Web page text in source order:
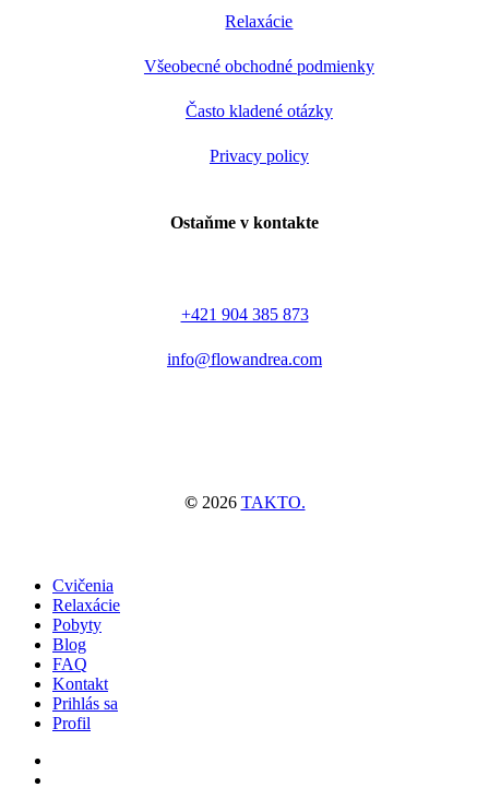
Relaxácie
Všeobecné obchodné podmienky
Často kladené otázky
Privacy policy
Ostaňme v kontakte
+421 904 385 873
info@flowandrea.com
© 2026 TAKTO.
Close
Menu
Cvičenia
Relaxácie
Pobyty
Blog
FAQ
Kontakt
Prihlás sa
Profil